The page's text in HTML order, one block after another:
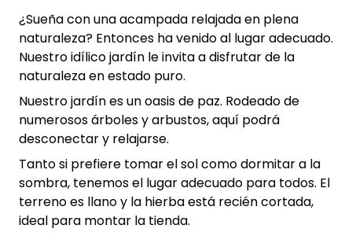
¿Sueña con una acampada relajada en plena
naturaleza? Entonces ha venido al lugar adecuado.
Nuestro idílico jardín le invita a disfrutar de la
naturaleza en estado puro.
Nuestro jardín es un oasis de paz. Rodeado de
numerosos árboles y arbustos, aquí podrá
desconectar y relajarse.
Tanto si prefiere tomar el sol como dormitar a la
sombra, tenemos el lugar adecuado para todos. El
terreno es llano y la hierba está recién cortada,
ideal para montar la tienda.